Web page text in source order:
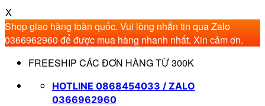
X
Shop giao hàng toàn quốc. Vui lòng nhắn tin qua Zalo
0366962960 để được mua hàng nhanh nhất. Xin cảm ơn.
qua
FREESHIP CÁC ĐƠN HÀNG TỪ 300K
HOTLINE 0868454033 / ZALO
0366962960